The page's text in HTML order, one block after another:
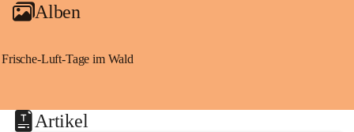
Alben
Frische-Luft-Tage im Wald
Artikel